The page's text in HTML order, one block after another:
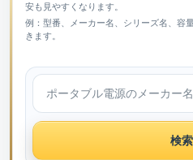
安も見やすくなります。
例：型番、メーカー名、シリーズ名、容
きます。
検索